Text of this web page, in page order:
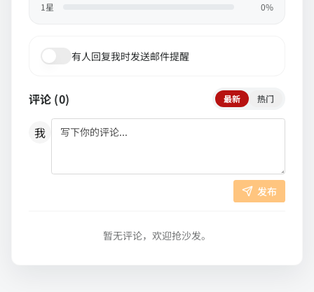
1 星 0%
有人回复我时发送邮件提醒
评论 (0) 最新 热门
我
发布
暂无评论，欢迎抢沙发。